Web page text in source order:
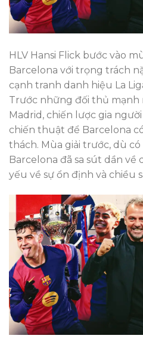
HLV Hansi Flick bước vào
Barcelona với trọng trách
cạnh tranh danh hiệu La
Trước những đối thủ mạnh
Madrid, chiến lược gia
chiến thuật để Barcelona
thách. Mùa giải trước, dù
Barcelona đã sa sút dần về
yếu về sự ổn định và chiều